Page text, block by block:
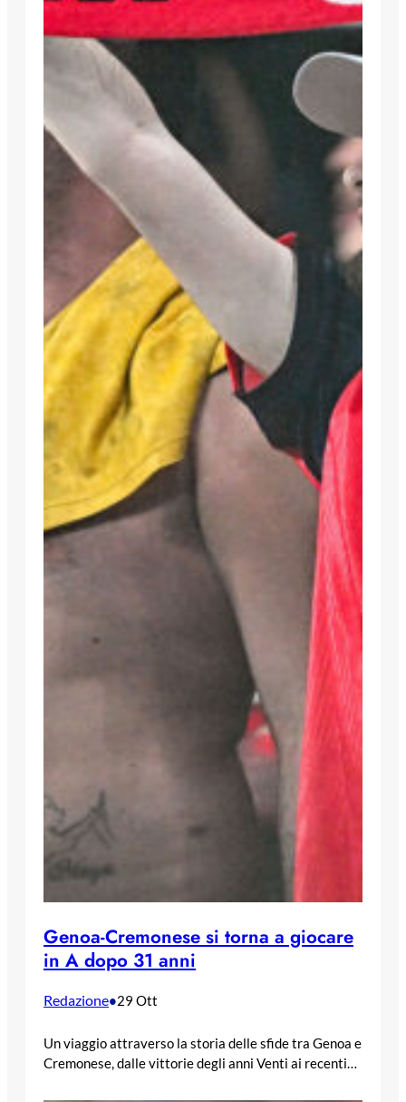
Genoa-Cremonese si torna a giocare
in A dopo 31 anni
Redazione•29 Ott
Un viaggio attraverso la storia delle sfide tra Genoa e
Cremonese, dalle vittorie degli anni Venti ai recenti…